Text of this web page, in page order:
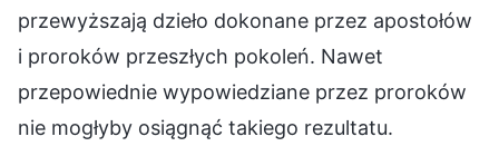
przewyższają dzieło dokonane przez apostołów
i proroków przeszłych pokoleń. Nawet
przepowiednie wypowiedziane przez proroków
nie mogłyby osiągnąć takiego rezultatu.